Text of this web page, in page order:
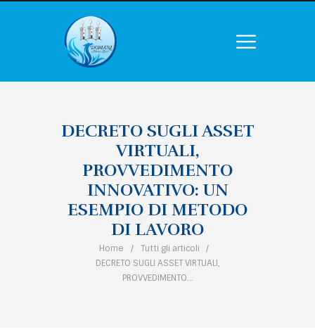
DECRETO SUGLI ASSET
VIRTUALI,
PROVVEDIMENTO
INNOVATIVO: UN
ESEMPIO DI METODO
DI LAVORO
Home
Tutti gli articoli
DECRETO SUGLI ASSET VIRTUALI,
PROVVEDIMENTO...